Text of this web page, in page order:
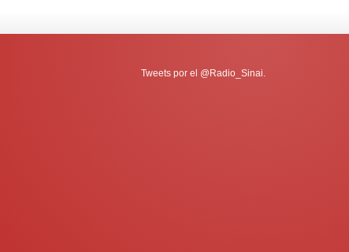
Tweets por el @Radio_Sinai.